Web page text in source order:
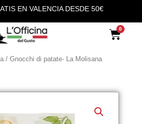
EN VALENCIA DESDE 50€
/ Gnocchi di patate- La Molisana